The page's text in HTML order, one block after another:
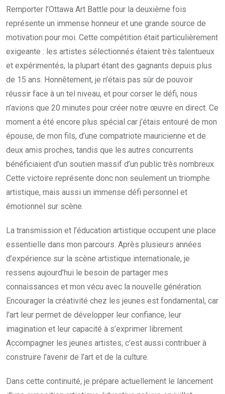
Remporter l’Ottawa Art Battle pour la deuxième fois
représente un immense honneur et une grande source de
motivation pour moi. Cette compétition était particulièrement
exigeante : les artistes sélectionnés étaient très talentueux
et expérimentés, la plupart étant des gagnants depuis plus
de 15 ans. Honnêtement, je n’étais pas sûr de pouvoir
réussir face à un tel niveau, et pour corser le défi, nous
n’avions que 20 minutes pour créer notre œuvre en direct. Ce
moment a été encore plus spécial car j’étais entouré de mon
épouse, de mon fils, d’une compatriote mauricienne et de
deux amis proches, tandis que les autres concurrents
bénéficiaient d’un soutien massif d’un public très nombreux.
Cette victoire représente donc non seulement un triomphe
artistique, mais aussi un immense défi personnel et
émotionnel sur scène.
La transmission et l’éducation artistique occupent une place
essentielle dans mon parcours. Après plusieurs années
d’expérience sur la scène artistique internationale, je
ressens aujourd’hui le besoin de partager mes
connaissances et mon vécu avec la nouvelle génération.
Encourager la créativité chez les jeunes est fondamental, car
l’art leur permet de développer leur confiance, leur
imagination et leur capacité à s’exprimer librement.
Accompagner les jeunes artistes, c’est aussi contribuer à
construire l’avenir de l’art et de la culture.
Dans cette continuité, je prépare actuellement le lancement